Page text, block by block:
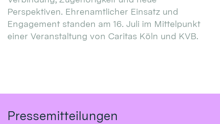
Perspektiven. Ehrenamtlicher Einsatz und
Engagement standen am 16. Juli im Mittelpunkt
einer Veranstaltung von Caritas Köln und KVB.
Pressemitteilungen